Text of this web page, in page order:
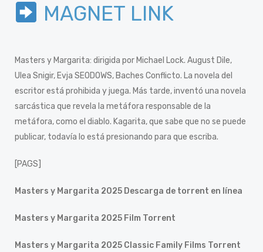
MAGNET LINK
Masters y Margarita: dirigida por Michael Lock. August Dile,
Ulea Snigir, Evja SEODOWS, Baches Conflicto. La novela del
escritor está prohibida y juega. Más tarde, inventó una novela
sarcástica que revela la metáfora responsable de la
metáfora, como el diablo. Kagarita, que sabe que no se puede
publicar, todavía lo está presionando para que escriba.
[PAGS]
Masters y Margarita 2025 Descarga de torrent en línea
Masters y Margarita 2025 Film Torrent
Masters y Margarita 2025 Classic Family Films Torrent